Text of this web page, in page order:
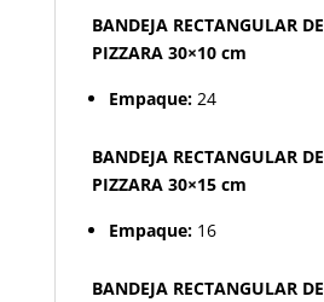
BANDEJA RECTANGULAR DE
PIZZARA 30×10 cm
Empaque:24
BANDEJA RECTANGULAR DE
PIZZARA 30×15 cm
Empaque:16
BANDEJA RECTANGULAR DE